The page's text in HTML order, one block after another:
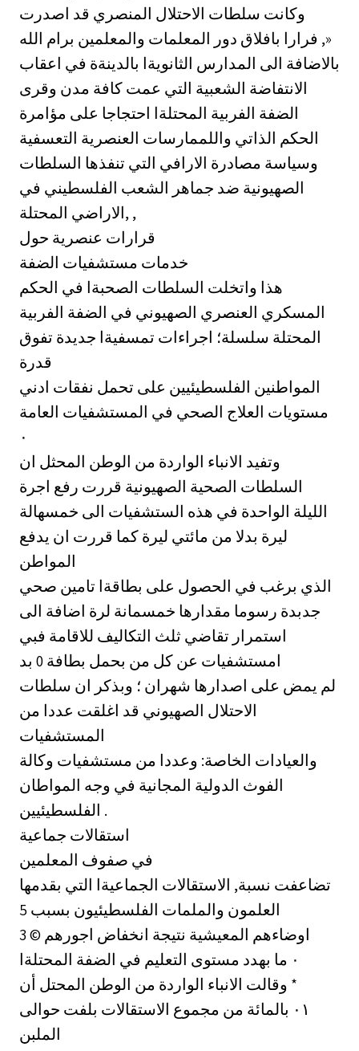
وكانت سلطات الاحتلال المنصري قد اصدرت
فرارا بافلاق دور المعلمات والمعلمين برام الله ,»
بالاضافة الى المدارس الثانويةا بالدينةة في اعقاب
الانتفاضة الشعبية التي عمت كافة مدن وقرى
الضفة الفربية المحتلةا احتجاجا على مؤامرة
الحكم الذاتي واللممارسات العنصرية التعسفية
وسياسة مصادرة الارافي التي تنفذها السلطات
الصهيونية ضد جماهر الشعب الفلسطيني في
الاراضي المحتلة, ,
قرارات عنصرية حول
خدمات مستشفيات الضفة
هذا واتخلت السلطات الصحبةا في الحكم
المسكري العنصري الصهيوني في الضفة الفربية
المحتلة سلسلة؛ اجراءات تمسفيةا جديدة تفوق
قدرة
المواطنين الفلسطيئيين على تحمل نفقات ادني
مستويات العلاج الصحي في المستشفيات العامة
‎٠‏
وتفيد الانباء الواردة من الوطن المحثل ان
السلطات الصحية الصهيونية قررت رفع اجرة
الليلة الواحدة في هذه الستشفيات الى خمسهالة
ليرة بدلا من مائتي ليرة كما قررت ان يدفع
المواطن
الذي برغب في الحصول على بطاقةا تامين صحي
جدبدة رسوما مقدارها خمسمانة لرة اضافة الى
استمرار تقاضي ثلث التكاليف للاقامة فبي
امستشفيات عن كل من بحمل بطافة 0 بد
لم يمض على اصدارها شهران ؛ وبذكر ان سلطات
الاحتلال الصهيوني قد اغلقت عددا من
المستشفيات
والعيادات الخاصة: وعددا من مستشفيات وكالة
الفوث الدولية المجانية في وجه المواطان
الفلسطيئيين .
استقالات جماعية
في صفوف المعلمين
تضاعفت نسبة, الاستقالات الجماعيةا التي بقدمها
العلمون والملمات الفلسطيئيون بسبب 5
اوضاءهم المعيشية نتيجة انخفاض اجورهم © 3
ما بهدد مستوى التعليم في الضفة المحتلةا ‎٠‏
‏وقالت الانباء الواردة من الوطن المحتل أن *
الاستقالات بلفت حوالى ‎٠١‏ بالمائة من مجموع
الملبن